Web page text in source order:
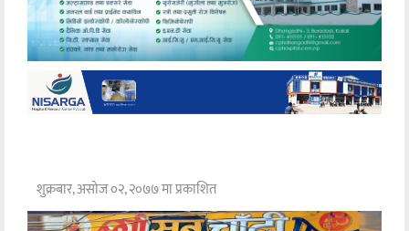
शुक्रबार, असोज ०२, २०७७ मा प्रकाशित